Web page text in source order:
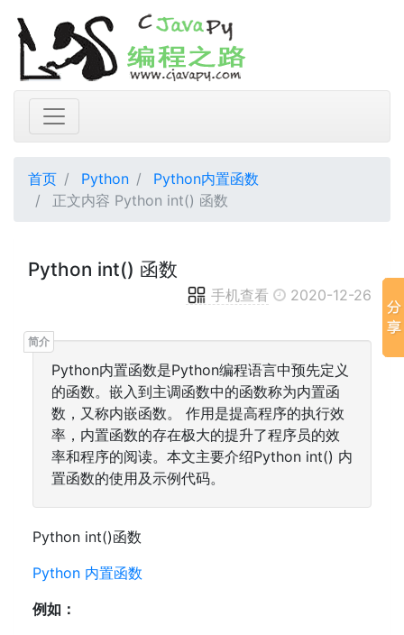
首页 Python
Python内置函数
正文内容 Python int() 函数
Python int() 函数
手机查看 2020-12-26
Python内置函数是Python编程语言中预先定义
的函数。嵌入到主调函数中的函数称为内置函
数，又称内嵌函数。 作用是提高程序的执行效
率，内置函数的存在极大的提升了程序员的效
率和程序的阅读。本文主要介绍Python int() 内
置函数的使用及示例代码。
Python int()函数
Python 内置函数
例如：